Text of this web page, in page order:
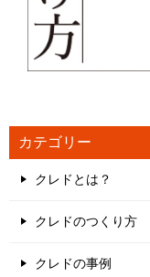
カテゴリー
クレドとは？
クレドのつくり方
クレドの事例